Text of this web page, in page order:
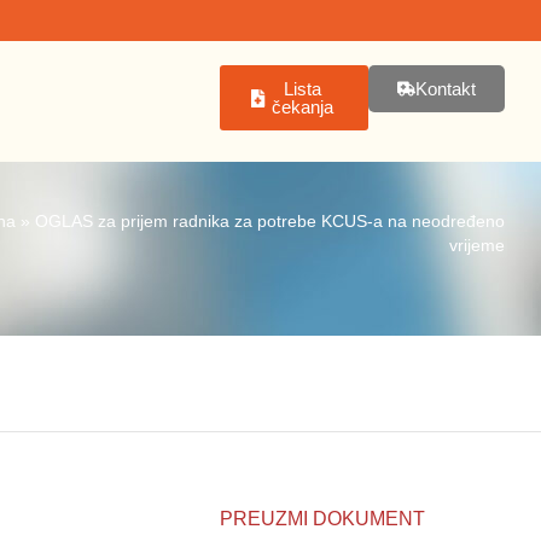
Lista
čekanja
Kontakt
» OGLAS za prijem radnika za potrebe KCUS-a na neodređeno
vrijeme
PREUZMI DOKUMENT